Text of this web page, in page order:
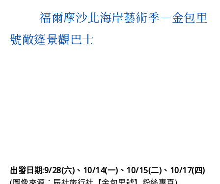
福爾摩沙北海岸藝術季－金包里
號敞篷景觀巴士
出發日期:9/28(六)、10/14(一)、10/15(二)、10/17(四)